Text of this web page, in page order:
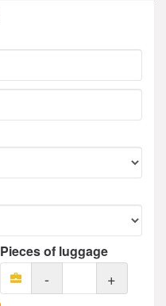
Pieces of luggage
- +